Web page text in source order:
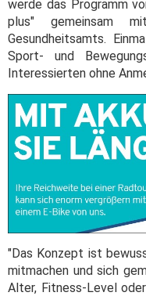
werde das Programm
plus" gemeinsam
Gesundheitsamts.
Sport- und
Interessierten ohne
"Das Konzept ist
mitmachen und sich
Alter, Fitness-Level